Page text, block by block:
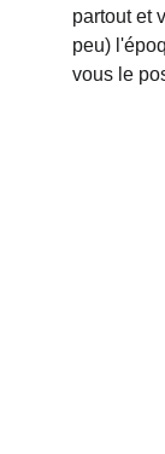
partout et
peu)
vous le